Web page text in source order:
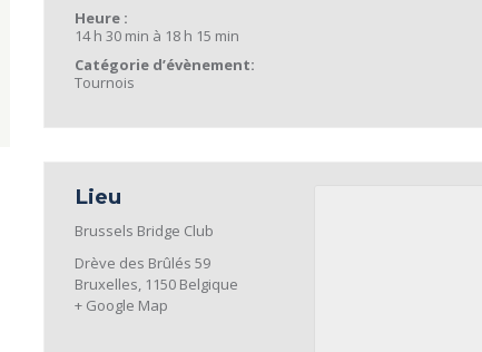
Heure :
14 h 30 min à 18 h 15 min
Catégorie d’évènement:
Tournois
Lieu
Brussels Bridge Club
Drève des Brûlés 59
Bruxelles, 1150 Belgique
+ Google Map